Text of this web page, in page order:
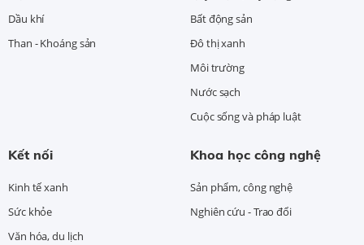
Dầu khí
Than - Khoáng sản
Bất động sản
Đô thị xanh
Môi trường
Nước sạch
Cuộc sống và pháp luật
Kết nối
Kinh tế xanh
Sức khỏe
Văn hóa, du lịch
Khoa học công nghệ
Sản phẩm, công nghệ
Nghiên cứu - Trao đổi